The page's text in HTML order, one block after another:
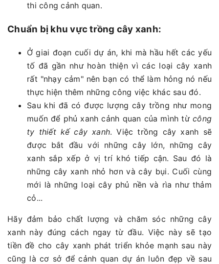
thi công cảnh quan.
Chuẩn bị khu vực trồng cây xanh:
Ở giai đoạn cuối dự án, khi mà hầu hết các yếu
tố đã gần như hoàn thiện vì các loại cây xanh
rất "nhạy cảm" nên bạn có thể làm hỏng nó nếu
thực hiện thêm những công việc khác sau đó.
Sau khi đã có được lượng cây trồng như mong
muốn để phủ xanh cảnh quan của mình từ công
ty thiết kế cây xanh. Việc trồng cây xanh sẽ
được bắt đầu với những cây lớn, những cây
xanh sắp xếp ở vị trí khó tiếp cận. Sau đó là
những cây xanh nhỏ hơn và cây bụi. Cuối cùng
mới là những loại cây phủ nền và rìa như thảm
cỏ...
Hãy đảm bảo chất lượng và chăm sóc những cây
xanh này đúng cách ngay từ đầu. Việc này sẽ tạo
tiền đề cho cây xanh phát triển khỏe mạnh sau này
cũng là cơ sở để cảnh quan dự án luôn đẹp về sau